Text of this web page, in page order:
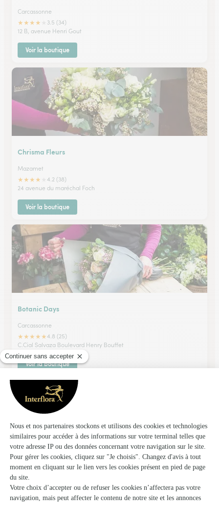
Carcassonne
★★★★
3.5 (34)
12 B, avenue Henri Gout
Voir la boutique
Chrisma Fleurs
Mazamet
★★★★
4.2 (38)
24 avenue du maréchal Foch
Voir la boutique
Botanic Days
Carcassonne
★★★★★4.8 (25)
C.Cial Salvaza Boulevard Henry Bouffet
Voir la boutique
Violettes-Fleurs Foulquier
★ ★
4.3 (35)
4, rue Guynemer